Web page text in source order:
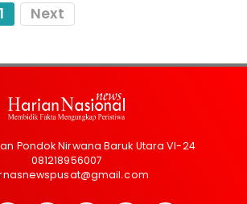
1 Next
Pondok Nirwana Baruk Utara VI-24
081218956007